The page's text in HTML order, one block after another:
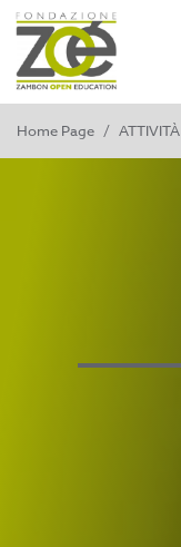
Home Page / ATTIVITÀ